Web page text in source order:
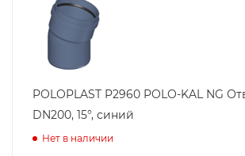
POLOPLAST P2960 POLO-KAL NG
DN200, 15°, синий
Нет в наличии